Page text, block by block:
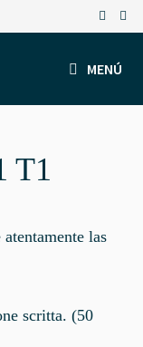
MENÚ
T1
las
scritta. (50